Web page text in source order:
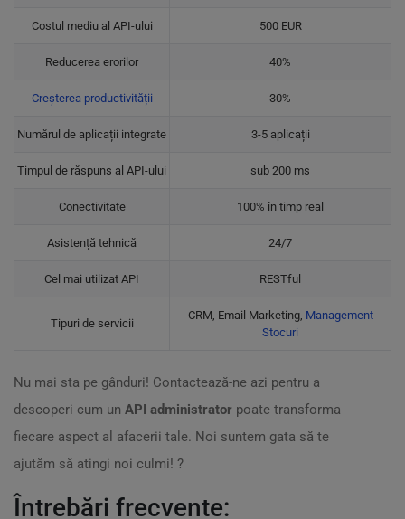
Costul mediu al API-ului 500 EUR
Reducerea erorilor 40%
Creșterea productivității 30%
Numărul de aplicații integrate 3-5 aplicații
Timpul de răspuns al API-ului sub 200 ms
Conectivitate 100% în timp real
Asistență tehnică 24/7
Cel mai utilizat API RESTful
Tipuri de servicii
CRM, Email Marketing, Management
Stocuri
Nu mai sta pe gânduri! Contactează-ne azi pentru a
descoperi cum un API administrator poate transforma
fiecare aspect al afacerii tale. Noi suntem gata să te
ajutăm să atingi noi culmi! ?
Întrebări frecvente: